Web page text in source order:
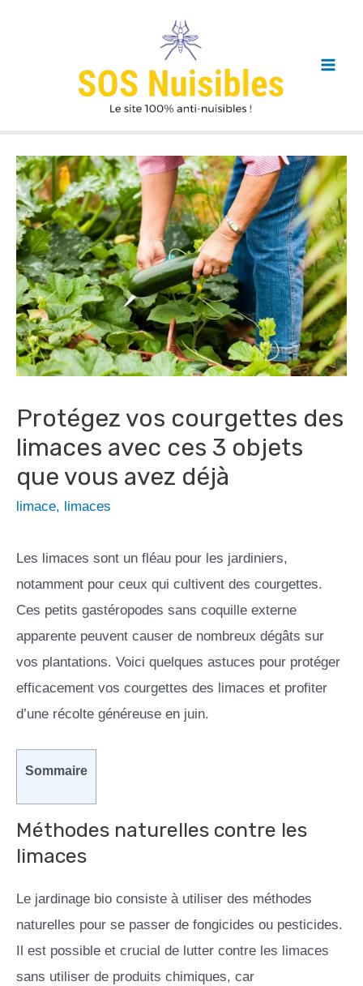
Protégez vos courgettes des
limaces avec ces 3 objets
que vous avez déjà
limace, limaces
Les limaces sont un fléau pour les jardiniers,
notamment pour ceux qui cultivent des courgettes.
Ces petits gastéropodes sans coquille externe
apparente peuvent causer de nombreux dégâts sur
vos plantations. Voici quelques astuces pour protéger
efficacement vos courgettes des limaces et profiter
d’une récolte généreuse en juin.
Sommaire
Méthodes naturelles contre les
limaces
Le jardinage bio consiste à utiliser des méthodes
naturelles pour se passer de fongicides ou pesticides.
Il est possible et crucial de lutter contre les limaces
sans utiliser de produits chimiques, car